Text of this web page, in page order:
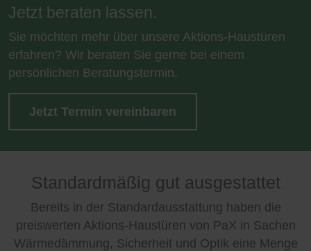
Jetzt beraten lassen.
Sie möchten mehr über unsere Aktions-Haustüren
erfahren? Wir beraten Sie gerne bei einem
persönlichen Beratungstermin.
Jetzt Termin vereinbaren
Standardmäßig gut ausgestattet
Bereits in der Standardausstattung haben die
preiswerten Aktions-Haustüren von PaX in Sachen
Wärmedämmung, Sicherheit und Optik eine Menge